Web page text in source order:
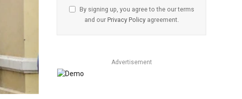
By signing up, you agree to the our terms
and our Privacy Policyagreement.
Advertisement